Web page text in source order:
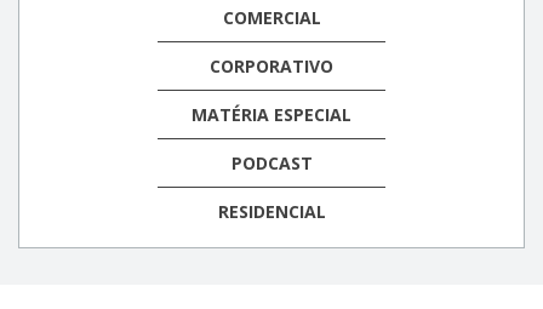
COMERCIAL
CORPORATIVO
MATÉRIA ESPECIAL
PODCAST
RESIDENCIAL